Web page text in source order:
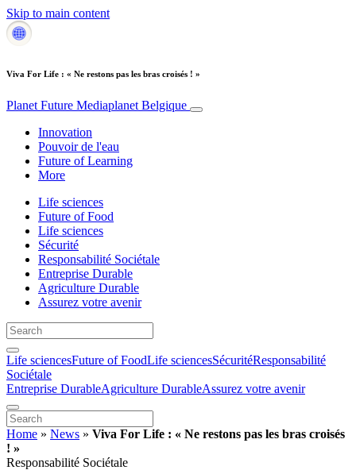
Skip to main content
Viva For Life : « Ne restons pas les bras croisés ! »
Planet Future Mediaplanet Belgique
Innovation
Pouvoir de l'eau
Future of Learning
More
Life sciences
Future of Food
Life sciences
Sécurité
Responsabilité Sociétale
Entreprise Durable
Agriculture Durable
Assurez votre avenir
Life sciencesFuture of FoodLife sciencesSécuritéResponsabilité
Sociétale
Entreprise DurableAgriculture DurableAssurez votre avenir
Home » News » Viva For Life : « Ne restons pas les bras croisés
! »
Responsabilité Sociétale